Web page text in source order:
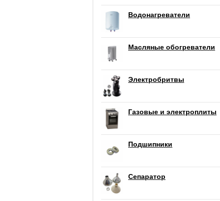
Водонагреватели
Масляные обогреватели
Электробритвы
Газовые и электроплиты
Подшипники
Сепаратор